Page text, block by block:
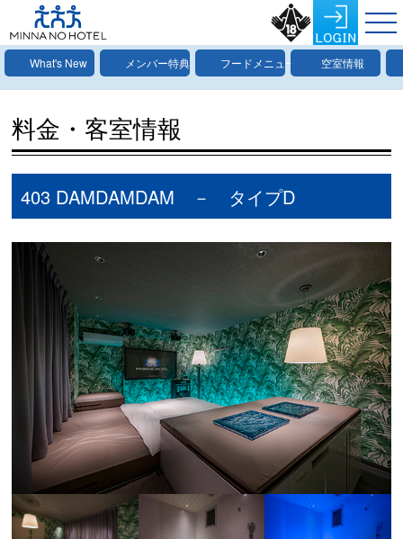
What's New メンバー特典 フードメニュー 空室情報
料金・客室情報
403 DAMDAMDAM － タイプD